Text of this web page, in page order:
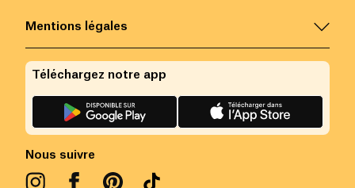
Mentions légales
Nous suivre
Téléchargez notre app